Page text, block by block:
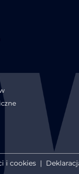
i cookies |